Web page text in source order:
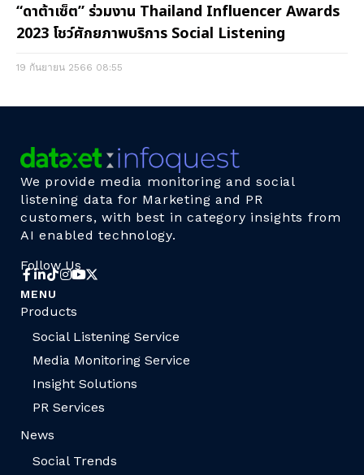
“ดาต้าเซ็ต” ร่วมงาน Thailand Influencer Awards
2023 โชว์ศักยภาพบริการ Social Listening
19 กันยายน 2566 08:55
We provide media monitoring and social
listening data for Marketing and PR
customers, with best in category insights from
AI enabled technology.
Follow Us
MENU
Products
Social Listening Service
Media Monitoring Service
Insight Solutions
PR Services
News
Social Trends